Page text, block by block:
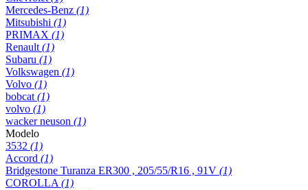
Mercedes-Benz (1)
Mitsubishi (1)
PRIMAX (1)
Renault (1)
Subaru (1)
Volkswagen (1)
Volvo (1)
bobcat (1)
volvo (1)
wacker neuson (1)
Modelo
3532 (1)
Accord (1)
Bridgestone Turanza ER300 , 205/55/R16 , 91V (1)
COROLLA (1)